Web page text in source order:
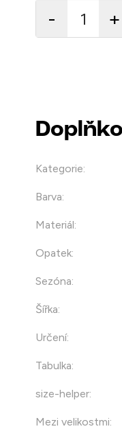
Kategorie:
Barva:
Materiál:
Opatek:
Sezóna:
Šířka:
Určení:
Tabulka:
size-helper:
Mezi velikostmi: